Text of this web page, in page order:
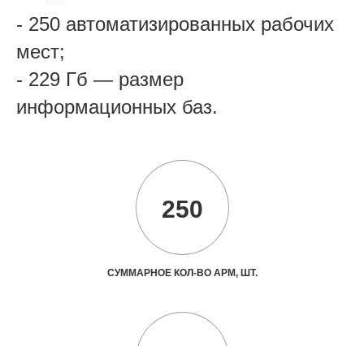
- 250 автоматизированных рабочих
мест;
- 229 Гб — размер
информационных баз.
250
СУММАРНОЕ КОЛ-ВО АРМ, ШТ.